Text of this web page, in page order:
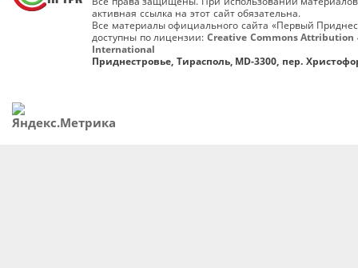
активная ссылка на этот сайт обязательна.
Все материалы официального сайта «Первый
доступны по лицензии: Creative Commons Attribution
International
Приднестровье, Тирасполь, MD-3300, пер.